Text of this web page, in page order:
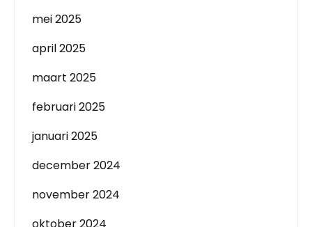
mei 2025
april 2025
maart 2025
februari 2025
januari 2025
december 2024
november 2024